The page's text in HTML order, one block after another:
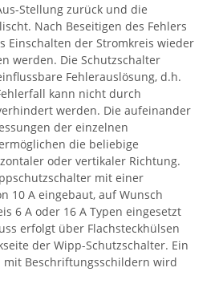
Stellung zurück und die
Nach Beseitigen des Fehlers
Einschalten der Stromkreis wieder
werden. Die Schutzschalter
Fehlerauslösung, d.h.
kann nicht durch
werden. Die aufeinander
der einzelnen
die beliebige
oder vertikaler Richtung.
mit einer
10 A eingebaut, auf Wunsch
6 A oder 16 A Typen eingesetzt
erfolgt über Flachsteckhülsen
der Wipp-Schutzschalter. Ein
mit Beschriftungsschildern wird